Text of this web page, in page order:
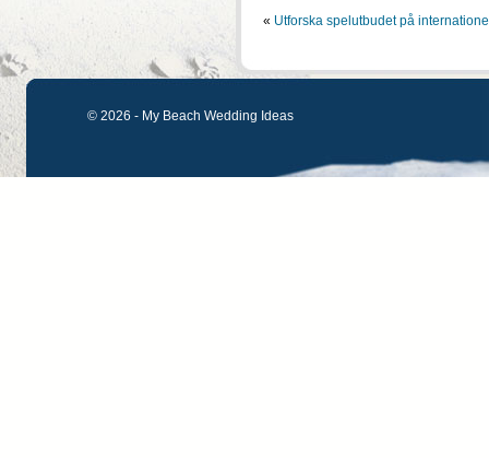
« Utforska spelutbudet på
© 2026 - My Beach Wedding Ideas